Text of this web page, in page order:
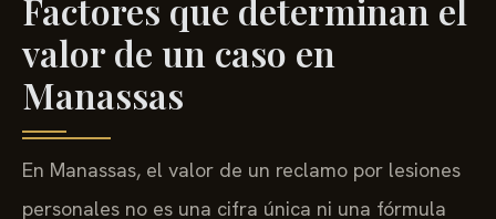
Factores que determinan el
valor de un caso en
Manassas
En Manassas, el valor de un reclamo por lesiones
personales no es una cifra única ni una fórmula